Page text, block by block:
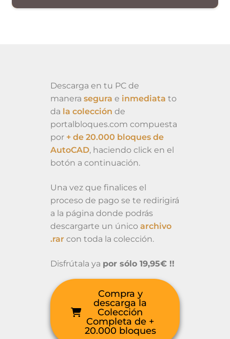
Descarga en tu PC de
manera segura e inmediata to
da la colección de
portalbloques.com compuesta
por + de 20.000 bloques de
AutoCAD, haciendo click en el
botón a continuación.
Una vez que finalices el
proceso de pago se te redirigirá
a la página donde podrás
descargarte un único archivo
.rar con toda la colección.
Disfrútala ya por sólo 19,95€ !!
Compra y
descarga la
Colección
Completa de +
20.000 bloques